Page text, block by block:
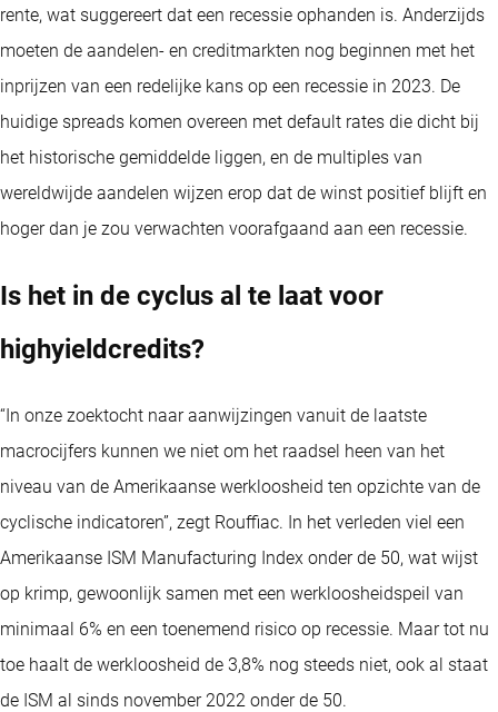
rente, wat suggereert dat een recessie ophanden is. Anderzijds
moeten de aandelen- en creditmarkten nog beginnen met het
inprijzen van een redelijke kans op een recessie in 2023. De
huidige spreads komen overeen met default rates die dicht bij
het historische gemiddelde liggen, en de multiples van
wereldwijde aandelen wijzen erop dat de winst positief blijft en
hoger dan je zou verwachten voorafgaand aan een recessie.
Is het in de cyclus al te laat voor
highyieldcredits?
“In onze zoektocht naar aanwijzingen vanuit de laatste
macrocijfers kunnen we niet om het raadsel heen van het
niveau van de Amerikaanse werkloosheid ten opzichte van de
cyclische indicatoren”, zegt Rouffiac. In het verleden viel een
Amerikaanse ISM Manufacturing Index onder de 50, wat wijst
op krimp, gewoonlijk samen met een werkloosheidspeil van
minimaal 6% en een toenemend risico op recessie. Maar tot nu
toe haalt de werkloosheid de 3,8% nog steeds niet, ook al staat
de ISM al sinds november 2022 onder de 50.